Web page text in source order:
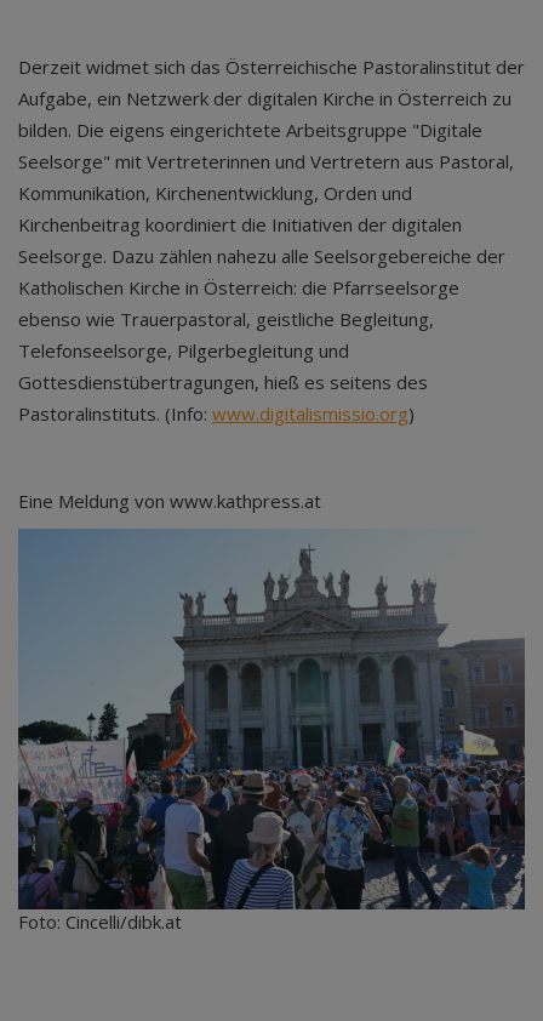
Derzeit widmet sich das Österreichische Pastoralinstitut der
Aufgabe, ein Netzwerk der digitalen Kirche in Österreich zu
bilden. Die eigens eingerichtete Arbeitsgruppe "Digitale
Seelsorge" mit Vertreterinnen und Vertretern aus Pastoral,
Kommunikation, Kirchenentwicklung, Orden und
Kirchenbeitrag koordiniert die Initiativen der digitalen
Seelsorge. Dazu zählen nahezu alle Seelsorgebereiche der
Katholischen Kirche in Österreich: die Pfarrseelsorge
ebenso wie Trauerpastoral, geistliche Begleitung,
Telefonseelsorge, Pilgerbegleitung und
Gottesdienstübertragungen, hieß es seitens des
Pastoralinstituts. (Info: www.digitalismissio.org)
Eine Meldung von www.kathpress.at
Foto: Cincelli/dibk.at